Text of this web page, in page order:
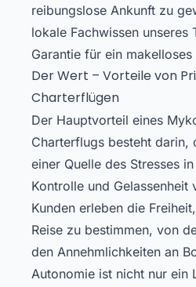
reibungslose Ankunft zu
lokale Fachwissen unseres
Garantie für ein makelloses
Der Wert – Vorteile von
Charterflügen
Der Hauptvorteil eines
Charterflugs besteht darin,
einer Quelle des Stresses
Kontrolle und
Kunden erleben die
Reise zu bestimmen, von
den Annehmlichkeiten an
Autonomie ist nicht nur ein